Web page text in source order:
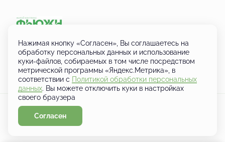
Кировская область, д. Шутовщина,
Кирово-Чепецкий район, ул.
Ботаническая
Политика конфиденциальности
Любая информация, представленная на данном сайте, носит исключительно
положениями статьи 437 ГК РФ.
Нажимая кнопку «Согласен», Вы соглашаетесь на
обработку персональных данных и использование
куки-файлов, собираемых в том числе посредством
метрической программы «Яндекс.Метрика», в
соответствии с Политикой обработки персональных
данных. Вы можете отключить куки в настройках
своего браузера
Согласен